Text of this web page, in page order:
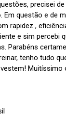
precisei
Em questão e de
rapidez ,
e sim percebi
Parabéns
tenho tudo
Muitíssimo